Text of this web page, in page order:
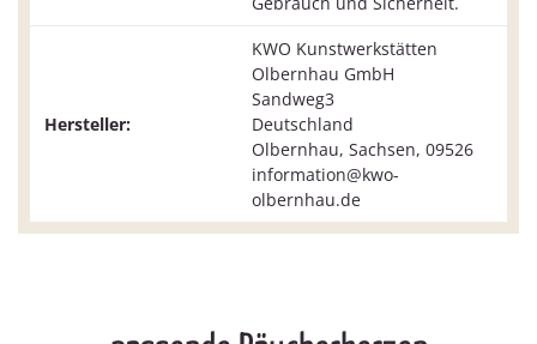
Hersteller:
KWO Kunstwerkstätten
Olbernhau GmbH
Sandweg3
Deutschland
Olbernhau, Sachsen, 09526
information@kwo-
olbernhau.de